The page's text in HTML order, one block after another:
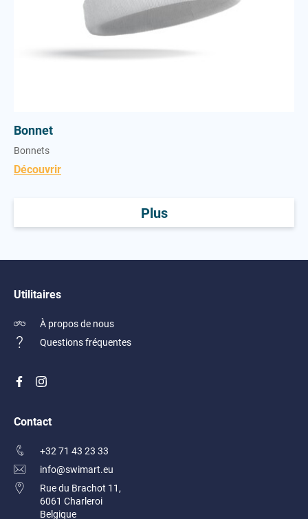
Bonnet
Bonnets
Découvrir
Plus
Utilitaires
À propos de nous
Questions fréquentes
Contact
+32 71 43 23 33
info@swimart.eu
Rue du Brachot 11,
6061 Charleroi
Belgique